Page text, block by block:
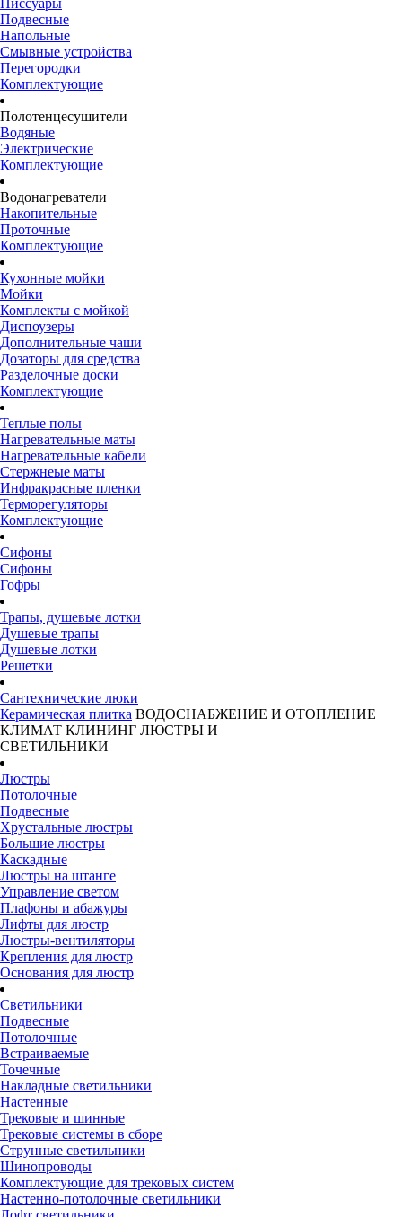
Писсуары
Подвесные
Напольные
Смывные устройства
Перегородки
Комплектующие
Полотенцесушители
Водяные
Электрические
Комплектующие
Водонагреватели
Накопительные
Проточные
Комплектующие
Кухонные мойки
Мойки
Комплекты с мойкой
Диспоузеры
Дополнительные чаши
Дозаторы для средства
Разделочные доски
Комплектующие
Теплые полы
Нагревательные маты
Нагревательные кабели
Стержнеые маты
Инфракрасные пленки
Терморегуляторы
Комплектующие
Сифоны
Сифоны
Гофры
Трапы, душевые лотки
Душевые трапы
Душевые лотки
Решетки
Сантехнические люки
Керамическая плитка ВОДОСНАБЖЕНИЕ И ОТОПЛЕНИЕ
КЛИМАТ КЛИНИНГ ЛЮСТРЫ И
СВЕТИЛЬНИКИ
Люстры
Потолочные
Подвесные
Хрустальные люстры
Большие люстры
Каскадные
Люстры на штанге
Управление светом
Плафоны и абажуры
Лифты для люстр
Люстры-вентиляторы
Крепления для люстр
Основания для люстр
Светильники
Подвесные
Потолочные
Встраиваемые
Точечные
Накладные светильники
Настенные
Трековые и шинные
Трековые системы в сборе
Струнные светильники
Шинопроводы
Комплектующие для трековых систем
Настенно-потолочные светильники